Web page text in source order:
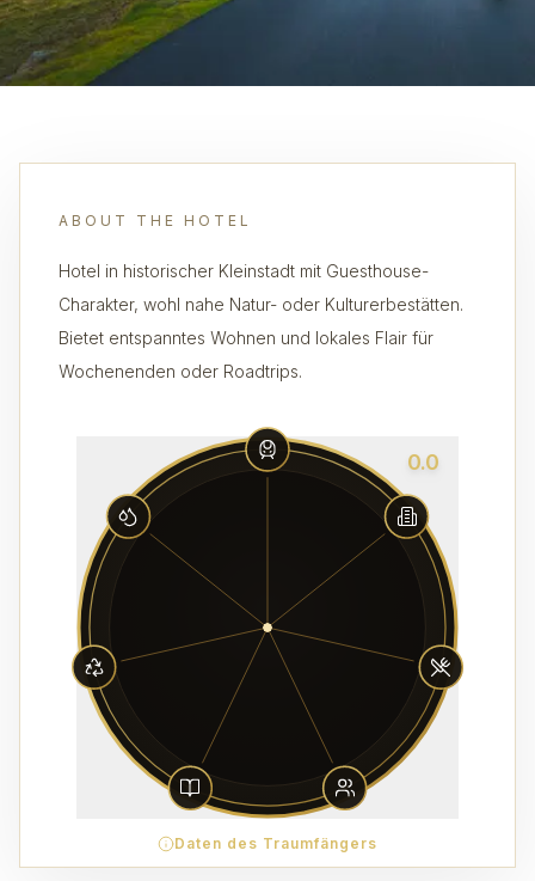
ABOUT THE HOTEL
Hotel in historischer Kleinstadt mit Guesthouse-
Charakter, wohl nahe Natur- oder Kulturerbestätten.
Bietet entspanntes Wohnen und lokales Flair für
Wochenenden oder Roadtrips.
0.0
Daten des Traumfängers